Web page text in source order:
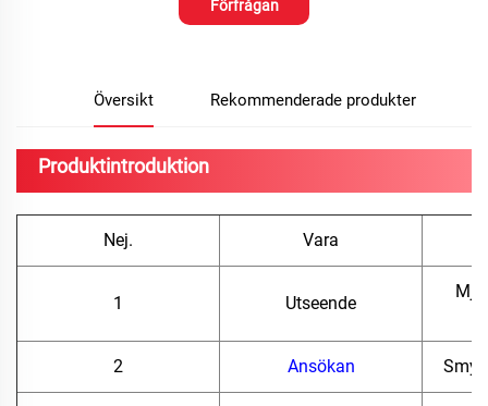
Förfrågan
Översikt Rekommenderade produkter
Produktintroduktion
Nej. Vara
1 Utseende
2 Ansökan